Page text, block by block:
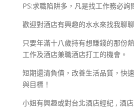
PS:求職陷阱多，凡是找工作務必
歡迎對酒店有興趣的水水來找我聊
只要年滿十八歲持有想賺錢的那份
工作及酒店兼職酒店打工的機會。
短期還清負債，改善生活品質，快
與目標！
小姐有興趣或對台北酒店經紀 , 酒